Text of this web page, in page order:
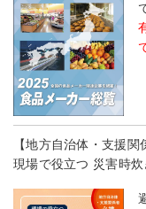
【地方自治体・支援関
現場で役立つ 災害時